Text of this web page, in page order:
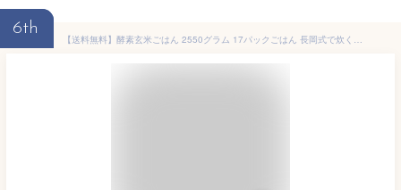
6th
【送料無料】酵素玄米ごはん 2550グラム 17パックごはん 長岡式で炊く無農薬玄米ご飯 スーパーフード お試し 無農薬有機栽培の玄米 アンチエイジング 玄米ご飯 発酵玄米 冷凍ごはんパック レトルト